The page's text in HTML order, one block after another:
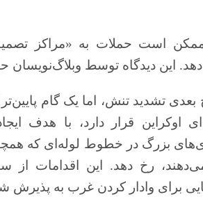
است حملات به «مراکز
دهد. این دیدگاه توسط
تشدید تنش، اما یک گام
اوکراین قرار دارد، با هدف
بزرگ در خطوط لوله‌ای که
می‌دهند، رخ دهد. این اقدامات
برای وادار کردن غرب به